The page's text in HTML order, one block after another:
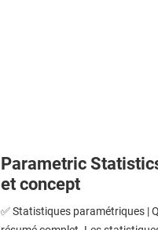
Parametric
et concept
✅ Statistiques paramétriques |